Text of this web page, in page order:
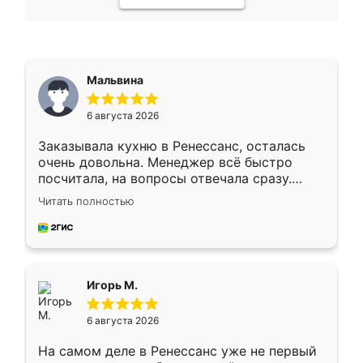
Мальвина
6 августа 2026
Заказывала кухню в Ренессанс, осталась
очень довольна. Менеджер всё быстро
посчитала, на вопросы отвечала сразу.
Замерщик приехал в субботу, подошёл к
делу со всей ответственностью. Собрали
за день, ребята работали аккуратно, даже
Читать полностью
Игорь М.
6 августа 2026
На самом деле в Ренессанс уже не первый